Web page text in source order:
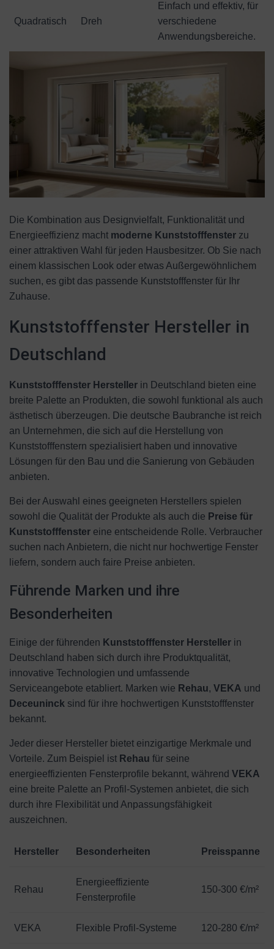
Quadratisch Dreh
Einfach und effektiv, für
verschiedene
Anwendungsbereiche.
Die Kombination aus Designvielfalt, Funktionalität und
Energieeffizienz macht moderne Kunststofffenster zu
einer attraktiven Wahl für jeden Hausbesitzer. Ob Sie nach
einem klassischen Look oder etwas Außergewöhnlichem
suchen, es gibt das passende Kunststofffenster für Ihr
Zuhause.
Kunststofffenster Hersteller in
Deutschland
Kunststofffenster Hersteller in Deutschland bieten eine
breite Palette an Produkten, die sowohl funktional als auch
ästhetisch überzeugen. Die deutsche Baubranche ist reich
an Unternehmen, die sich auf die Herstellung von
Kunststofffenstern spezialisiert haben und innovative
Lösungen für den Bau und die Sanierung von Gebäuden
anbieten.
Bei der Auswahl eines geeigneten Herstellers spielen
sowohl die Qualität der Produkte als auch die Preise für
Kunststofffenster eine entscheidende Rolle. Verbraucher
suchen nach Anbietern, die nicht nur hochwertige Fenster
liefern, sondern auch faire Preise anbieten.
Führende Marken und ihre
Besonderheiten
Einige der führenden Kunststofffenster Hersteller in
Deutschland haben sich durch ihre Produktqualität,
innovative Technologien und umfassende
Serviceangebote etabliert. Marken wie Rehau, VEKA und
Deceuninck sind für ihre hochwertigen Kunststofffenster
bekannt.
Jeder dieser Hersteller bietet einzigartige Merkmale und
Vorteile. Zum Beispiel ist Rehau für seine
energieeffizienten Fensterprofile bekannt, während VEKA
eine breite Palette an Profil-Systemen anbietet, die sich
durch ihre Flexibilität und Anpassungsfähigkeit
auszeichnen.
Hersteller Besonderheiten Preisspanne
Rehau
Energieeffiziente
Fensterprofile
150-300 €/m²
VEKA Flexible Profil-Systeme 120-280 €/m²